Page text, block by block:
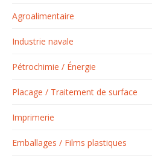
Agroalimentaire
Industrie navale
Pétrochimie / Énergie
Placage / Traitement de surface
Imprimerie
Emballages / Films plastiques